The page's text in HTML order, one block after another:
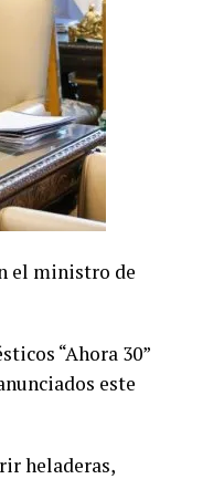
el ministro de
“Ahora 30”
este
heladeras,